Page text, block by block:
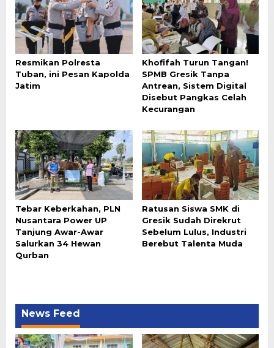
Resmikan Polresta
Tuban, ini Pesan Kapolda
Jatim
Khofifah Turun Tangan!
SPMB Gresik Tanpa
Antrean, Sistem Digital
Disebut Pangkas Celah
Kecurangan
Tebar Keberkahan, PLN
Nusantara Power UP
Tanjung Awar-Awar
Salurkan 34 Hewan
Qurban
Ratusan Siswa SMK di
Gresik Sudah Direkrut
Sebelum Lulus, Industri
Berebut Talenta Muda
News Feed